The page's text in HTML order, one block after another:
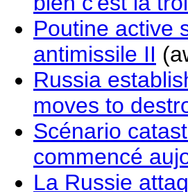
Poutine active
antimissile II
Russia
moves to
Scénario
commencé
La Russie